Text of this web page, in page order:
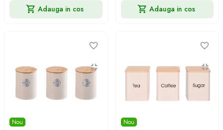
Adauga in cos Adauga in cos
Nou Nou